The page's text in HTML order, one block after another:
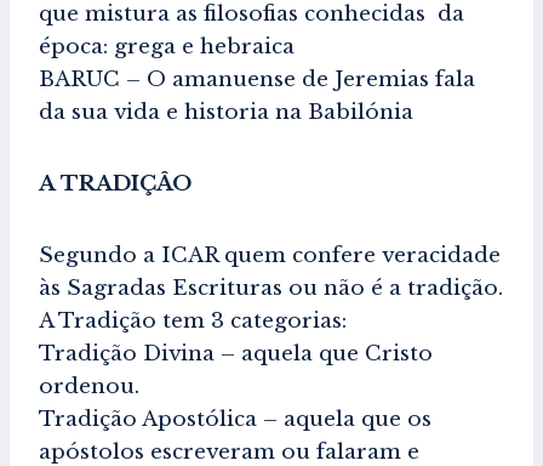
que mistura as filosofias conhecidas da
época: grega e hebraica
BARUC – O amanuense de Jeremias fala
da sua vida e historia na Babilónia
A TRADIÇÂO
Segundo a ICAR quem confere veracidade
às Sagradas Escrituras ou não é a tradição.
A Tradição tem 3 categorias:
Tradição Divina – aquela que Cristo
ordenou.
Tradição Apostólica – aquela que os
apóstolos escreveram ou falaram e